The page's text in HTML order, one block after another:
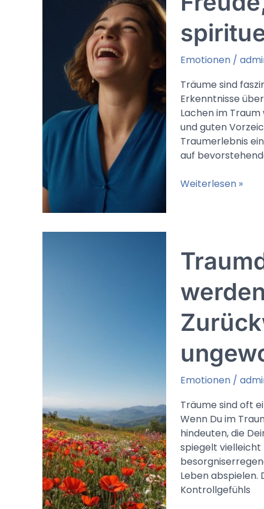
Emotionen /
Träume sind
Erkenntnisse
Lachen im
und guten
Traumerlebnis
auf
Lachen
gute
Vorzeichen
spirituelle
Erleichterung
Weiterlesen »
Emotionen /
Träume sind oft
Wenn Du im
hindeuten, die
spiegelt vielleicht
Leben abspielen.
Kontrollgefühls